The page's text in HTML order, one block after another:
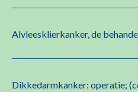
Alvleesklierkanker, de
Dikkedarmkanker: operatie;